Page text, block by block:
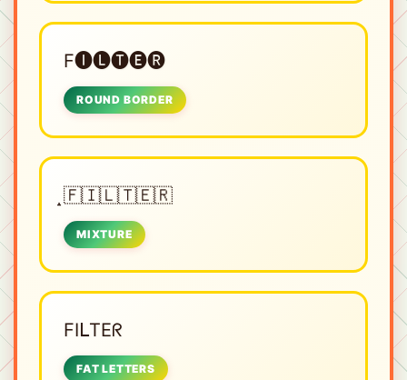
F🅘🅛🅣🅔🅡
ROUND BORDER
̝🇫🇮🇱🇹🇪🇷
MIXTURE
FIᒪTEᖇ
FAT LETTERS